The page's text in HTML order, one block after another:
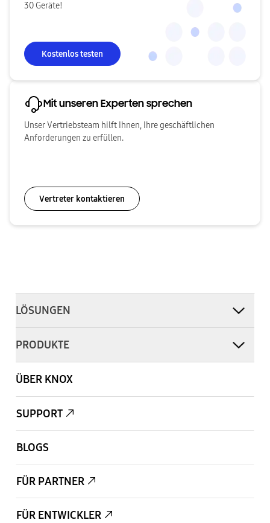
30 Geräte!
Kostenlos testen
Mit unseren Experten sprechen
Unser Vertriebsteam hilft Ihnen, Ihre geschäftlichen
Anforderungen zu erfüllen.
Vertreter kontaktieren
LÖSUNGEN
PRODUKTE
ÜBER KNOX
SUPPORT
BLOGS
FÜR PARTNER
FÜR ENTWICKLER